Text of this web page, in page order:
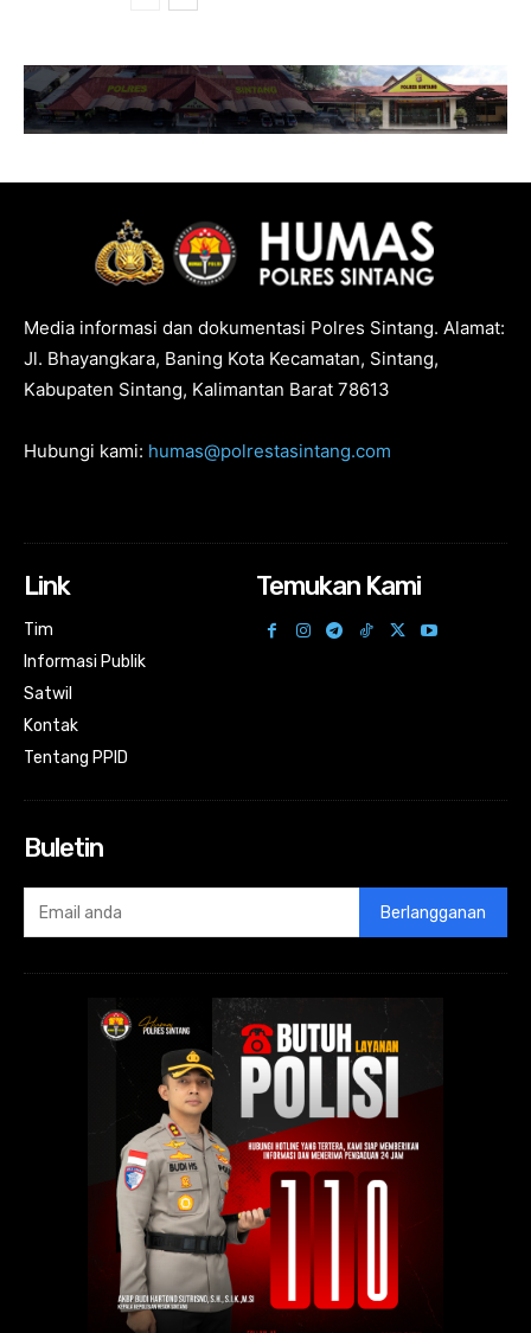
Media informasi dan dokumentasi Polres Sintang. Alamat:
Jl. Bhayangkara, Baning Kota Kecamatan, Sintang,
Kabupaten Sintang, Kalimantan Barat 78613
Hubungi kami: humas@polrestasintang.com
Link
Tim
Informasi Publik
Satwil
Kontak
Tentang PPID
Temukan Kami
Buletin
Berlangganan